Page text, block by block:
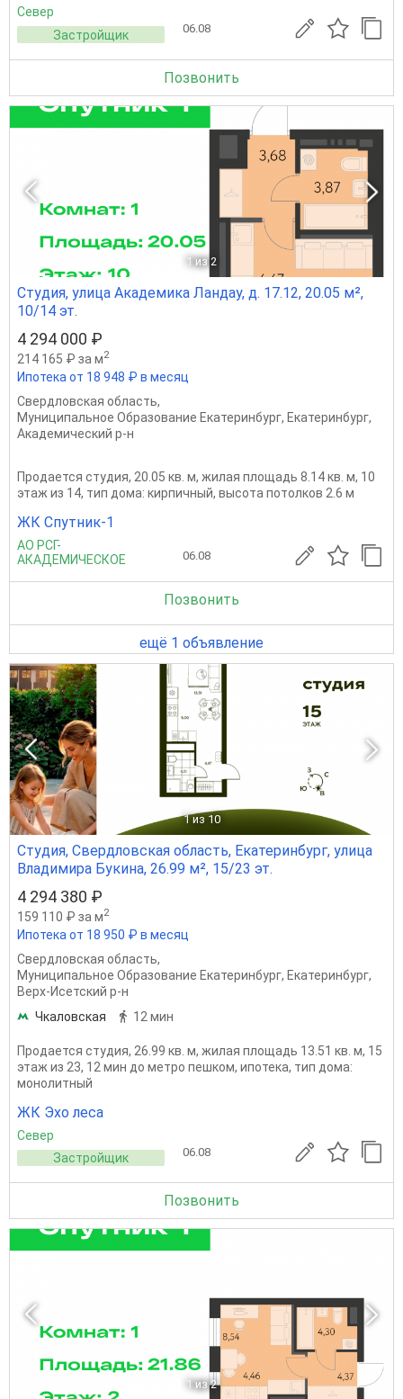
Север
Застройщик
06.08
Позвонить
1 из 2
Студия, улица Академика Ландау, д. 17.12, 20.05 м²,
10/14 эт.
4 294 000 ₽
214 165 ₽ за м2
Ипотека от 18 948 ₽ в месяц
Свердловская область,
Муниципальное Образование Екатеринбург, Екатеринбург,
Академический р-н
Продается студия, 20.05 кв. м, жилая площадь 8.14 кв. м, 10
этаж из 14, тип дома: кирпичный, высота потолков 2.6 м
ЖК Спутник-1
АО РСГ-
АКАДЕМИЧЕСКОЕ
06.08
Позвонить
ещё 1 объявление
1 из 10
Студия, Свердловская область, Екатеринбург, улица
Владимира Букина, 26.99 м², 15/23 эт.
4 294 380 ₽
159 110 ₽ за м2
Ипотека от 18 950 ₽ в месяц
Свердловская область,
Муниципальное Образование Екатеринбург, Екатеринбург,
Верх-Исетский р-н
Чкаловская
12 мин
Продается студия, 26.99 кв. м, жилая площадь 13.51 кв. м, 15
этаж из 23, 12 мин до метро пешком, ипотека, тип дома:
монолитный
ЖК Эхо леса
Север
Застройщик
06.08
Позвонить
1 из 2